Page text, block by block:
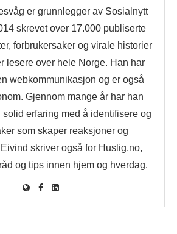
er grunnlegger av Sosialnytt
skrevet over 17.000 publiserte
forbrukersaker og virale historier
lesere over hele Norge. Han har
webkommunikasjon og er også
Gjennom mange år har han
erfaring med å identifisere og
som skaper reaksjoner og
skriver også for Huslig.no,
og tips innen hjem og hverdag.